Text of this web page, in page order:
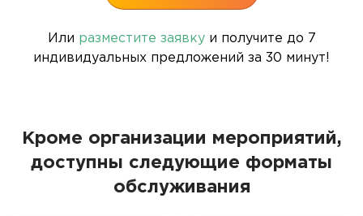
Или разместите заявкуи получите до 7
индивидуальных предложений за 30 минут!
Кроме организации мероприятий,
доступны следующие форматы
обслуживания